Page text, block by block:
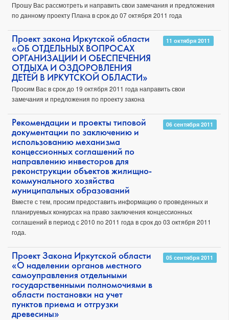
Прошу Вас рассмотреть и направить свои замечания и предложения
по данному проекту Плана в срок до 07 октября 2011 года
Проект закона Иркутской области
«ОБ ОТДЕЛЬНЫХ ВОПРОСАХ
ОРГАНИЗАЦИИ И ОБЕСПЕЧЕНИЯ
ОТДЫХА И ОЗДОРОВЛЕНИЯ
ДЕТЕЙ В ИРКУТСКОЙ ОБЛАСТИ»
11 октября 2011
Просим Вас в срок до 19 октября 2011 года направить свои
замечания и предложения по проекту закона
Рекомендации и проекты типовой
документации по заключению и
использованию механизма
концессионных соглашений по
направлению инвесторов для
реконструкции объектов жилищно-
коммунального хозяйства
муниципальных образований
06 сентября 2011
Вместе с тем, просим предоставить информацию о проведенных и
планируемых конкурсах на право заключения концессионных
соглашений в период с 2010 по 2011 года в срок до 03 октября 2011
года.
Проект Закона Иркутской области
«О наделении органов местного
самоуправления отдельными
государственными полномочиями в
области постановки на учет
пунктов приема и отгрузки
древесины»
05 сентября 2011